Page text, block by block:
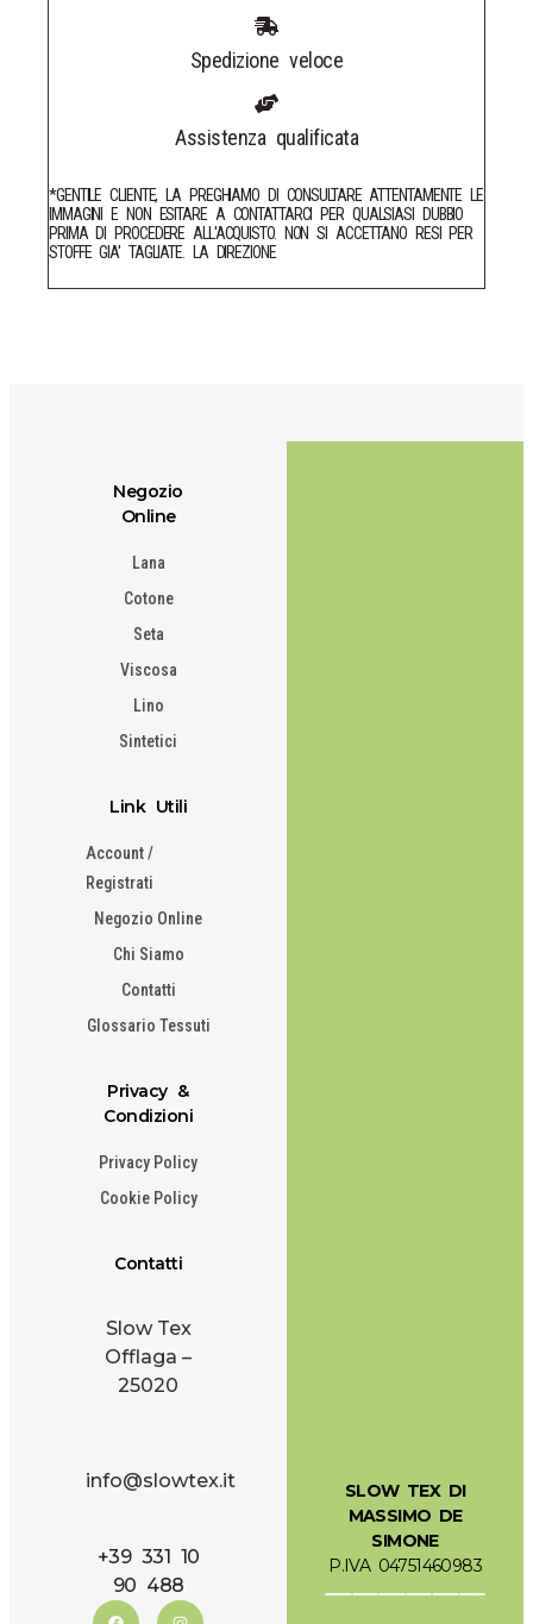
Spedizione veloce
Assistenza qualificata
*GENTILE CLIENTE, LA PREGHIAMO DI CONSULTARE ATTENTAMENTE LE
IMMAGINI E NON ESITARE A CONTATTARCI PER QUALSIASI DUBBIO
PRIMA DI PROCEDERE ALL'ACQUISTO. NON SI ACCETTANO RESI PER
STOFFE GIA' TAGLIATE. LA DIREZIONE
Negozio
Online
Lana
Cotone
Seta
Viscosa
Lino
Sintetici
Link Utili
Account /
Registrati
Negozio Online
Chi Siamo
Contatti
Glossario Tessuti
Privacy &
Condizioni
Privacy Policy
Cookie Policy
Contatti
Slow Tex
Offlaga –
25020
info@slowtex.it
+39 331 10
90 488
SLOW TEX DI
MASSIMO DE
SIMONE
P.IVA 04751460983